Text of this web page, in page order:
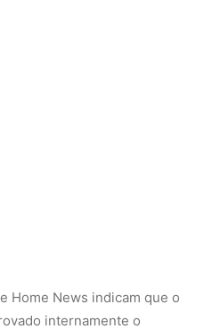
Resources Institute no